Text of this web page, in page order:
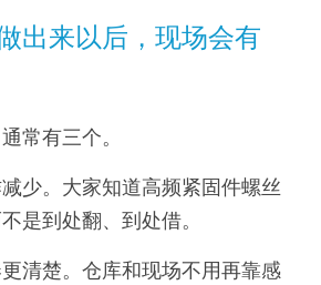
出来以后，现场会有
常有三个。
少。大家知道高频紧固件螺丝
是到处翻、到处借。
清楚。仓库和现场不用再靠感